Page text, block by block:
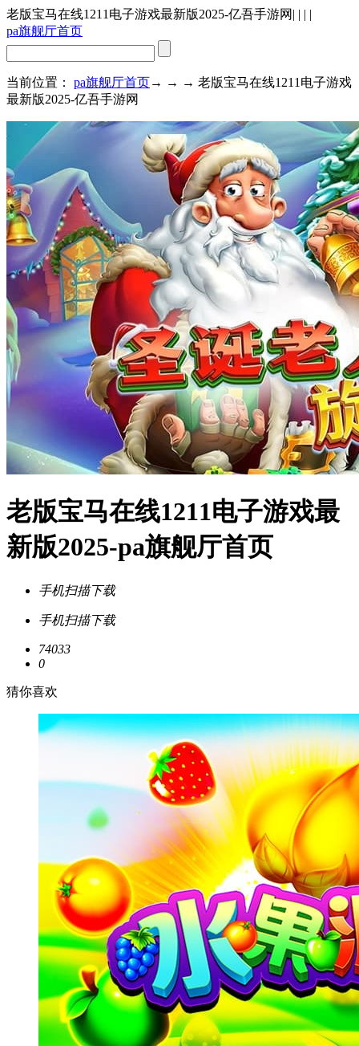
老版宝马在线1211电子游戏最新版2025-亿吾手游网 | | | |
pa旗舰厅首页
当前位置： pa旗舰厅首页→ → → 老版宝马在线1211电子游戏
最新版2025-亿吾手游网
老版宝马在线1211电子游戏最
新版2025-pa旗舰厅首页
手机扫描下载
手机扫描下载
74033
0
猜你喜欢